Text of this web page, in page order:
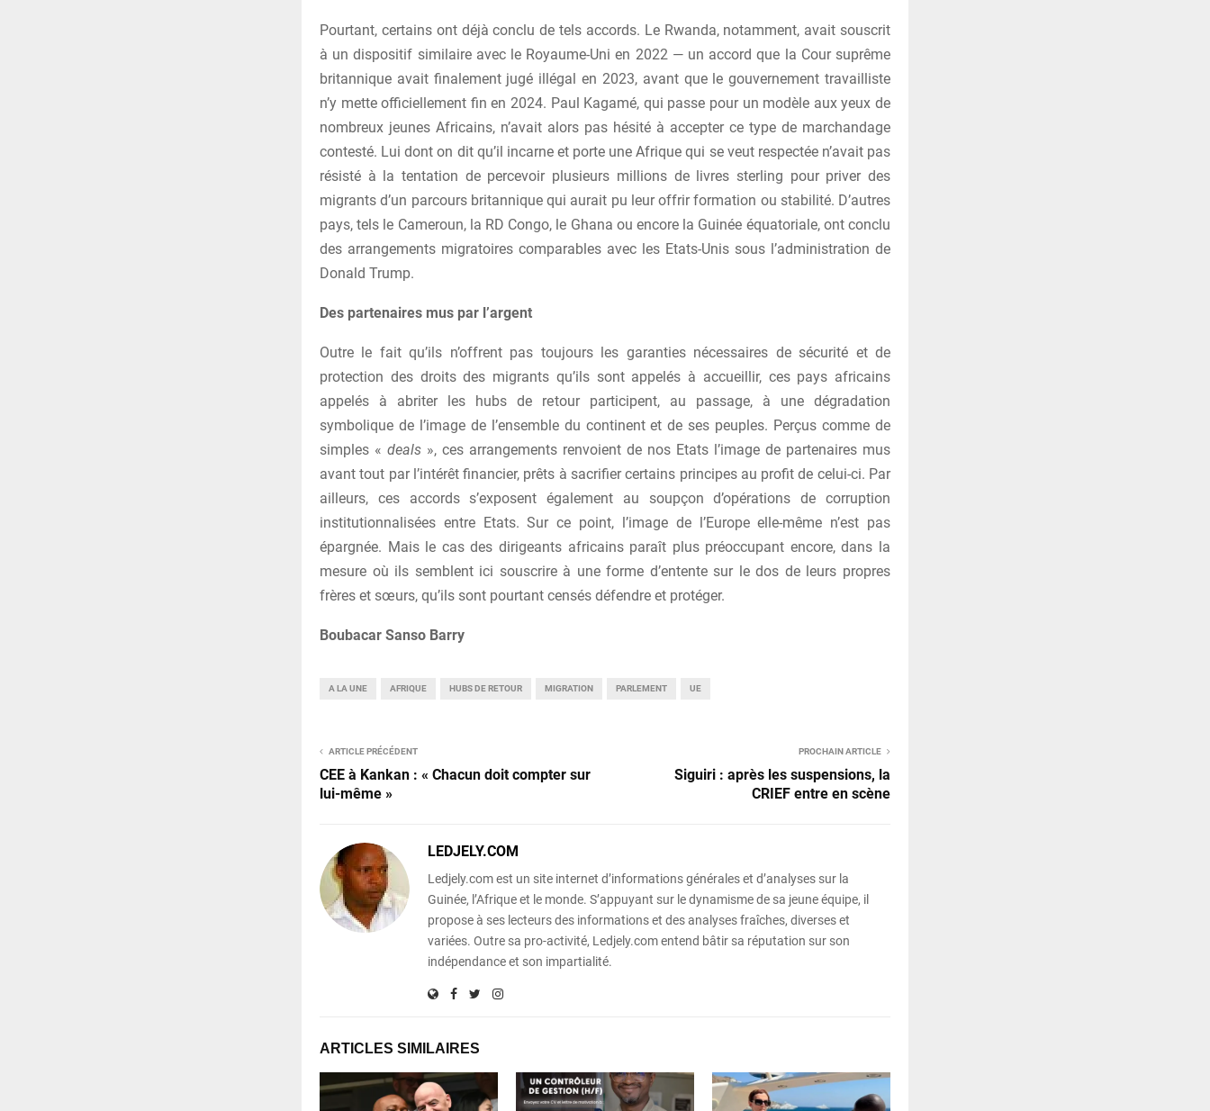
Pourtant, certains ont déjà conclu de tels accords. Le Rwanda, notamment, avait souscrit
à un dispositif similaire avec le Royaume-Uni en 2022 — un accord que la Cour suprême
britannique avait finalement jugé illégal en 2023, avant que le gouvernement travailliste
n’y mette officiellement fin en 2024. Paul Kagamé, qui passe pour un modèle aux yeux de
nombreux jeunes Africains, n’avait alors pas hésité à accepter ce type de marchandage
contesté. Lui dont on dit qu’il incarne et porte une Afrique qui se veut respectée n’avait pas
résisté à la tentation de percevoir plusieurs millions de livres sterling pour priver des
migrants d’un parcours britannique qui aurait pu leur offrir formation ou stabilité. D’autres
pays, tels le Cameroun, la RD Congo, le Ghana ou encore la Guinée équatoriale, ont conclu
des arrangements migratoires comparables avec les Etats-Unis sous l’administration de
Donald Trump.
Des partenaires mus par l’argent
Outre le fait qu’ils n’offrent pas toujours les garanties nécessaires de sécurité et de
protection des droits des migrants qu’ils sont appelés à accueillir, ces pays africains
appelés à abriter les hubs de retour participent, au passage, à une dégradation
symbolique de l’image de l’ensemble du continent et de ses peuples. Perçus comme de
simples « deals », ces arrangements renvoient de nos Etats l’image de partenaires mus
avant tout par l’intérêt financier, prêts à sacrifier certains principes au profit de celui-ci. Par
ailleurs, ces accords s’exposent également au soupçon d’opérations de corruption
institutionnalisées entre Etats. Sur ce point, l’image de l’Europe elle-même n’est pas
épargnée. Mais le cas des dirigeants africains paraît plus préoccupant encore, dans la
mesure où ils semblent ici souscrire à une forme d’entente sur le dos de leurs propres
frères et sœurs, qu’ils sont pourtant censés défendre et protéger.
Boubacar Sanso Barry
A LA UNE AFRIQUE HUBS DE RETOUR MIGRATION PARLEMENT UE
ARTICLE PRÉCÉDENT
CEE à Kankan : « Chacun doit compter sur
lui-même »
PROCHAIN ARTICLE
Siguiri : après les suspensions, la
CRIEF entre en scène
LEDJELY.COM
Ledjely.com est un site internet d’informations générales et d’analyses sur la
Guinée, l’Afrique et le monde. S’appuyant sur le dynamisme de sa jeune équipe, il
propose à ses lecteurs des informations et des analyses fraîches, diverses et
variées. Outre sa pro-activité, Ledjely.com entend bâtir sa réputation sur son
indépendance et son impartialité.
ARTICLES SIMILAIRES